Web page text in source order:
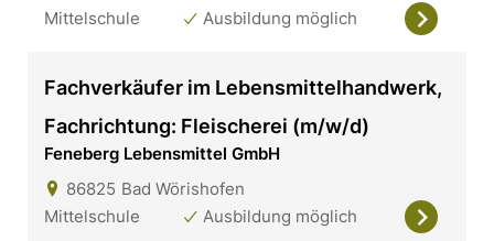
Mittelschule
Ausbildung möglich
Fachverkäufer im Lebensmittelhandwerk,
Fachrichtung: Fleischerei (m/w/d)
Feneberg Lebensmittel GmbH
86825 Bad Wörishofen
Mittelschule
Ausbildung möglich